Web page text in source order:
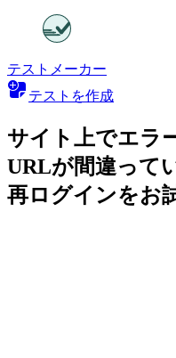
テストメーカー
テストを作成
サイト上でエラ
URLが間違って
再ログインをお